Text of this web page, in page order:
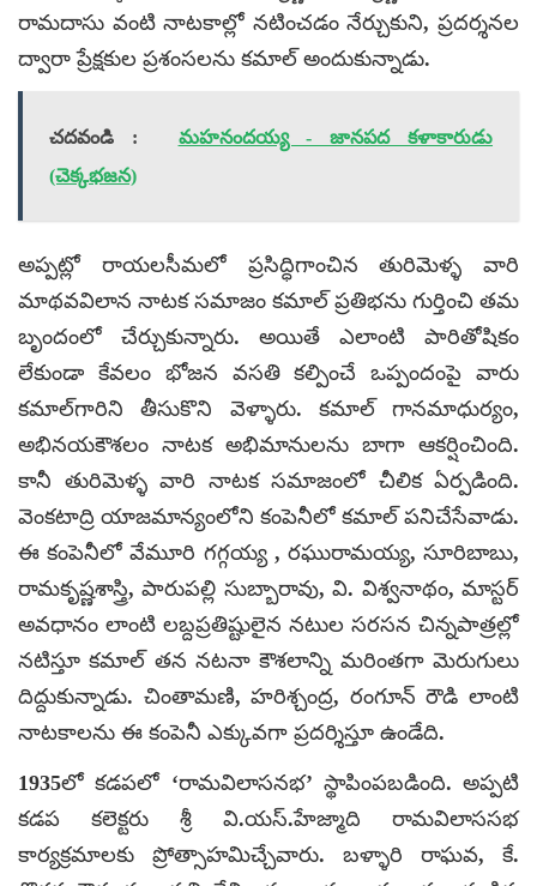
రామదాసు వంటి నాటకాల్లో నటించడం నేర్చుకుని, ప్రదర్శనల
ద్వారా ప్రేక్షకుల ప్రశంసలను కమాల్ అందుకున్నాడు.
చదవండి :
మహనందయ్య - జానపద కళాకారుడు
(చెక్కభజన)
అప్పట్లో రాయలసీమలో ప్రసిద్ధిగాంచిన తురిమెళ్ళ వారి
మాథవవిలాన నాటక సమాజం కమాల్ ప్రతిభను గుర్తించి తమ
బృందంలో చేర్చుకున్నారు. అయితే ఎలాంటి పారితోషికం
లేకుండా కేవలం భోజన వసతి కల్పించే ఒప్పందంపై వారు
కమాల్‌గారిని తీసుకొని వెళ్ళారు. కమాల్‌ గానమాధుర్యం,
అభినయకౌశలం నాటక అభిమానులను బాగా ఆకర్షించింది.
కానీ తురిమెళ్ళ వారి నాటక సమాజంలో చీలిక ఏర్పడింది.
వెంకటాద్రి యాజమాన్యంలోని కంపెనీలో కమాల్ పనిచేసేవాడు.
ఈ కంపెనీలో వేమూరి గగ్గయ్య , రఘురామయ్య, సూరిబాబు,
రామకృష్ణశాస్త్రి, పారుపల్లి సుబ్బారావు, వి. విశ్వనాథం, మాస్టర్
అవధానం లాంటి లబ్దప్రతిష్టులైన నటుల సరసన చిన్నపాత్రల్లో
నటిస్తూ కమాల్ తన నటనా కౌశలాన్ని మరింతగా మెరుగులు
దిద్దుకున్నాడు. చింతామణి, హరిశ్చంద్ర, రంగూన్ రౌడి లాంటి
నాటకాలను ఈ కంపెనీ ఎక్కువగా ప్రదర్శిస్తూ ఉండేది.
1935లో కడపలో ‘రామవిలాసనభ’ స్థాపింపబడింది. అప్పటి
కడప కలెక్టరు శ్రీ వి.యస్‌.హేజ్మాది రామవిలాససభ
కార్యక్రమాలకు ప్రోత్సాహమిచ్చేవారు. బళ్ళారి రాఘవ, కే.